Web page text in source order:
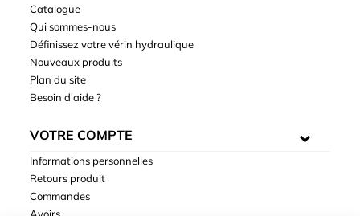
Catalogue
Qui sommes-nous
Définissez votre vérin hydraulique
Nouveaux produits
Plan du site
Besoin d'aide ?
VOTRE COMPTE
Informations personnelles
Retours produit
Commandes
Avoirs